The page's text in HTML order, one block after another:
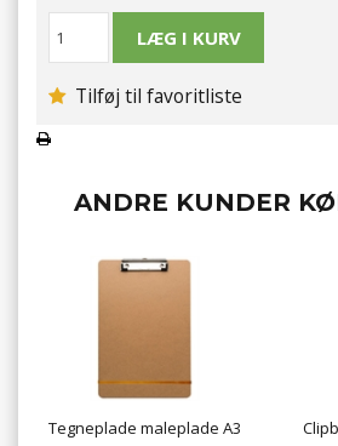
Tilføj til favoritliste
ANDRE KUNDER
Tegneplade maleplade A3